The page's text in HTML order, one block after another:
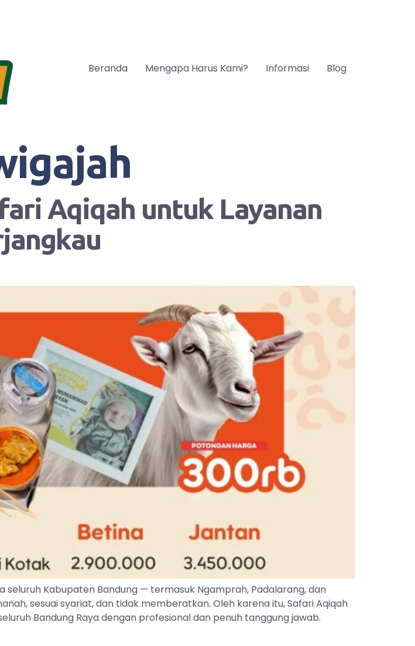
Beranda Mengapa Harus Kami? Informasi Blog
Aqiqah untuk Layanan
seluruh Kabupaten Bandung — termasuk Ngamprah, Padalarang, dan
sesuai syariat, dan tidak memberatkan. Oleh karena itu, Safari Aqiqah
Bandung Raya dengan profesional dan penuh tanggung jawab.